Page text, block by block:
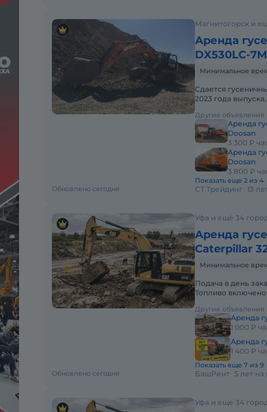
Магнитогорск и
Аренда
DX530LC-
Минимальное
Сдается
2023 года
Другие объявления
Аренда
Doosan
3 300 ₽
Аренда
Doosan
3 800 ₽
Показать еще 2 из 4
Обновлено сегодня СТ Трейдинг 13
Уфа и ещё 34
Аренда
Caterpillar
Минимальное
Подача в день
Топливо включено
Другие объявления
Аренда
1 000 ₽
Аренда
1 400 ₽
Показать еще 7 из 9
Обновлено сегодня БашРент 5 лет
Уфа и ещё 34